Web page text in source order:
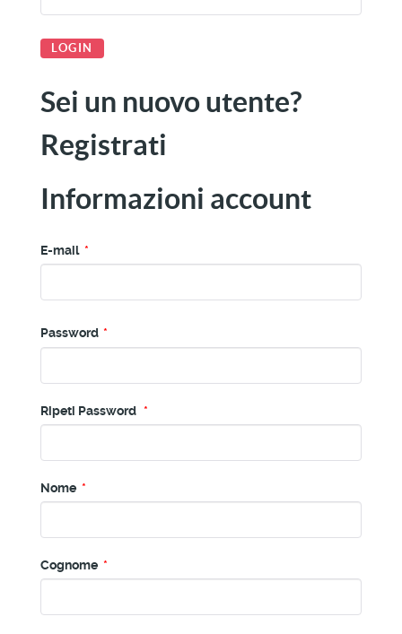
Sei un nuovo utente?
Registrati
Informazioni account
E-mail *
Password *
Ripeti Password *
Nome *
Cognome *